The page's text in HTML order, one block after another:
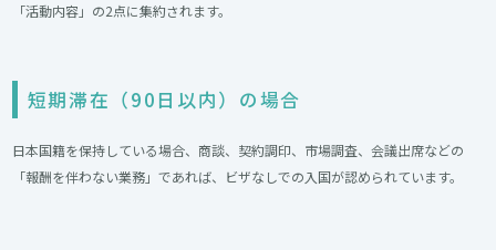
「活動内容」の2点に集約されます。
短期滞在（90日以内）の場合
日本国籍を保持している場合、商談、契約調印、市場調査、会議出席などの
「報酬を伴わない業務」であれば、ビザなしでの入国が認められています。